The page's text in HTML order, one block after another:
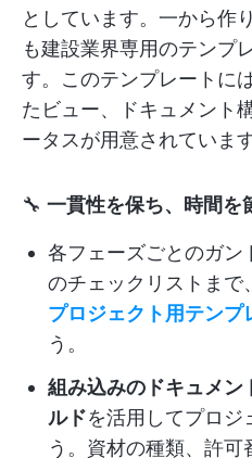
としています。一から作
も建設業界専用のテンプ
す。このテンプレートに
たビュー、ドキュメント
ータスが用意されています
🔧 一貫性を保ち、時間を
各フェーズごとのガン
のチェックリストまで
プロジェクト用テンプ
う。
組み込みのドキュメン
ルドを活用してプロジ
う。資材の種類、許可